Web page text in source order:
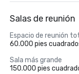
Salas de reunión
Espacio de reunión
60.000 pies
Sala más grande
150.000 pies